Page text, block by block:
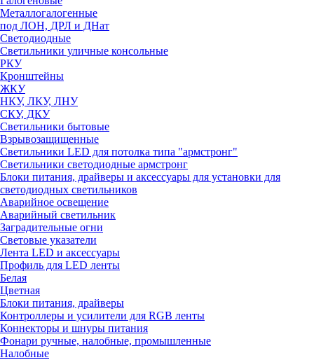
Металлогалогенные
под ЛОН, ДРЛ и ДНат
Светодиодные
Светильники уличные консольные
РКУ
Кронштейны
ЖКУ
НКУ, ЛКУ, ЛНУ
СКУ, ДКУ
Светильники бытовые
Взрывозащищенные
Светильники LED для потолка типа "армстронг"
Светильники светодиодные армстронг
Блоки питания, драйверы и аксессуары для установки для
светодиодных светильников
Аварийное освещение
Аварийный светильник
Заградительные огни
Световые указатели
Лента LED и аксессуары
Профиль для LED ленты
Белая
Цветная
Блоки питания, драйверы
Контроллеры и усилители для RGB ленты
Коннекторы и шнуры питания
Фонари ручные, налобные, промышленные
Налобные